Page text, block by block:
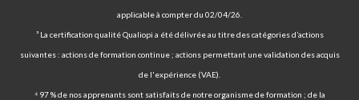
applicable à compter du 02/04/26.
³ La certification qualité Qualiopi a été délivrée au titre des catégories d’actions
suivantes : actions de formation continue ; actions permettant une validation des acquis
de l'expérience (VAE).
⁴ 97 % de nos apprenants sont satisfaits de notre organisme de formation ; de la